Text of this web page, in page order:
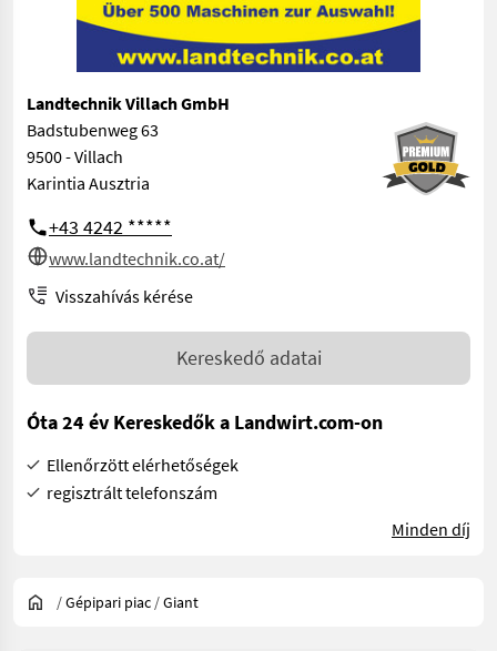
Landtechnik Villach GmbH
Badstubenweg 63
9500 - Villach
Karintia Ausztria
+43 4242 *****
www.landtechnik.co.at/
Visszahívás kérése
Kereskedő adatai
Óta 24 év Kereskedők a Landwirt.com-on
Ellenőrzött elérhetőségek
regisztrált telefonszám
Minden díj
/Gépipari piac /Giant